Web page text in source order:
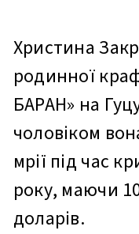
Христина
родинної
БАРАН» на
чоловіком
мрії під час
року, маючи
доларів.